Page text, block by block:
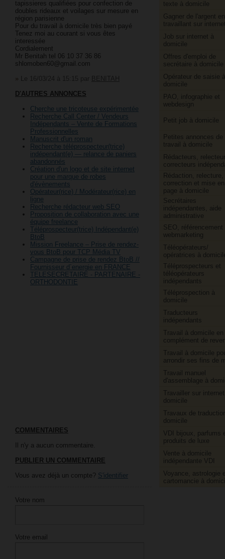
texte à domicile
Gagner de l'argent en
travaillant sur
Job sur internet à
domicile
Offres d'emploi de
secrétaire à domicile
Opérateur de saisie à
domicile
PAO, infographie et
webdesign
Petit job à domicile
Petites annonces de
travail à domicile
Rédacteurs,
correcteurs
Rédaction, relecture,
correction et mise en
page à domicile
Secrétaires
indépendantes, aide
administrative
SEO, référencement
webmarketing
Téléopérateurs/​
opératrices à
Téléprospecteurs et
téléopérateurs
indépendants
Téléprospection à
domicile
Traducteurs
indépendants
Travail à domicile en
complément de
Travail à domicile
arrondir ses fins de
Travail manuel
d'assemblage à
Travailler sur
domicile
Travaux de
domicile
VDI bijoux, parfums
produits de luxe
Vente à domicile
indépendante VDI
Voyance, astrologie
cartomancie à
tapissieres qualifiées pour confection de
doubles rideaux et voilages sur mesure en
région parisienne
Pour du travail à domicile très bien payé
Tenez moi au courant si vous êtes
interessée
Cordialement
Mr Benitah tel 06 10 37 36 86
shlomoben60@gmail.com
»
D'AUTRES ANNONCES
Cherche une tricoteuse expérimentée
Recherche Call Center / Vendeurs
Indépendants – Vente de Formations
Professionnelles
Manuscrit d'un roman
Recherche téléprospecteur(trice)
indépendant(e) — relance de paniers
abandonnés
Création d'un logo et de site internet
pour une marque de robes
d'évènements
Opérateur(rice) / Modérateur(rice) en
ligne
Recherche rédacteur web SEO
Proposition de collaboration avec une
équipe freelance
Téléprospecteur(trice) Indépendant(e)
BtoB
Mission Freelance – Prise de rendez-
vous BtoB pour TCP Média TV
Campagne de prise de rendez BtoB //
Fournisseur d´energie en FRANCE
TELESECRETAIRE - PARTENAIRE -
ORTHODONTIE
COMMENTAIRES
Il n'y a aucun commentaire.
PUBLIER UN COMMENTAIRE
Vous avez déjà un compte? S'identifier
Votre nom
Votre email